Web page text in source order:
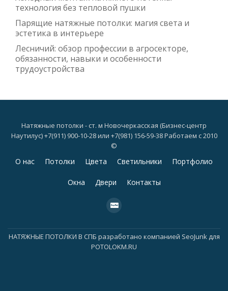
технология без тепловой пушки
Парящие натяжные потолки: магия света и
эстетика в интерьере
Лесничий: обзор профессии в агросекторе,
обязанности, навыки и особенности
трудоустройства
Натяжные потолки - ст. м Новочеркасская (Бизнес-центр
Наутилус) +7(911) 900-10-28 или +7(981) 156-59-38 Работаем с 2010
©
Дополнительное
О нас Потолки Цвета Светильники Портфолио
Окна Двери Контакты
fa-
cc-
НАТЯЖНЫЕ ПОТОЛКИ В СПБ разработано компанией SeoJunk для
POTOLOKM.RU